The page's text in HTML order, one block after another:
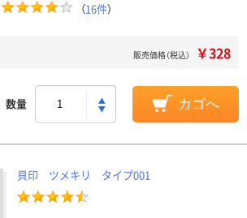
（16件）
販売価格（税込） ￥328
数量 カゴへ
貝印 ツメキリ タイプ001